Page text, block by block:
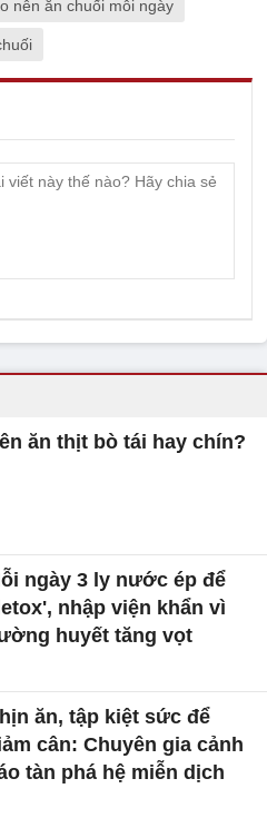
nên ăn chuối mỗi ngày
ăn thịt bò tái hay chín?
ngày 3 ly nước ép để
nhập viện khẩn vì
huyết tăng vọt
ăn, tập kiệt sức để
cân: Chuyên gia cảnh
tàn phá hệ miễn dịch